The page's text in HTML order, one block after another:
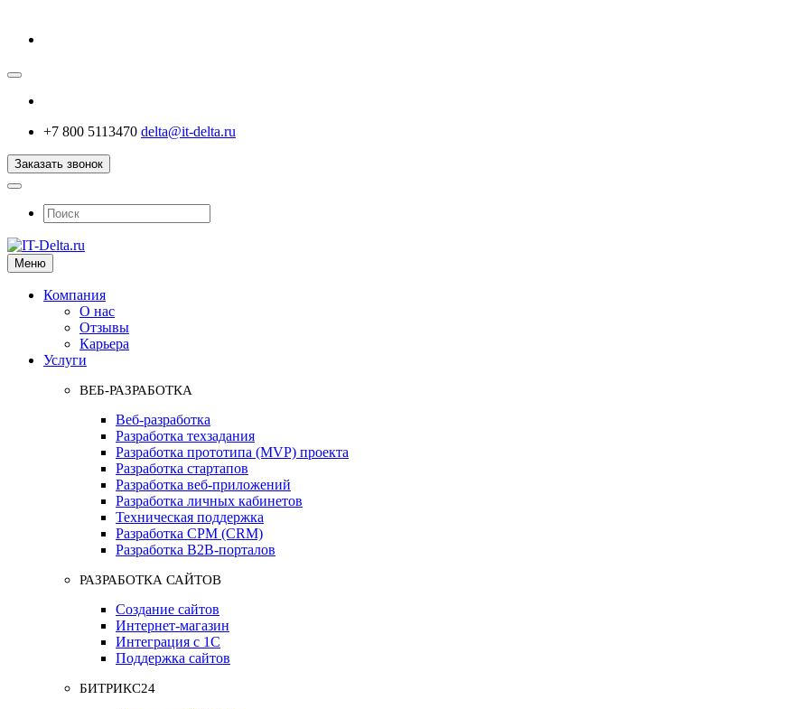
+7 800 5113470 delta@it-delta.ru
Заказать звонок
Меню
Компания
О нас
Отзывы
Карьера
Услуги
ВЕБ-РАЗРАБОТКА
Веб-разработка
Разработка техзадания
Разработка прототипа (MVP) проекта
Разработка стартапов
Разработка веб-приложений
Разработка личных кабинетов
Техническая поддержка
Разработка СРМ (CRM)
Разработка B2B-порталов
РАЗРАБОТКА САЙТОВ
Создание сайтов
Интернет-магазин
Интеграция с 1С
Поддержка сайтов
БИТРИКС24